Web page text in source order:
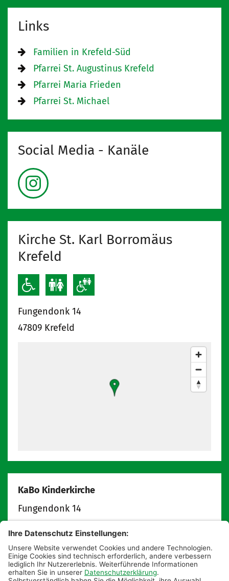
Links
Familien in Krefeld-Süd
Pfarrei St. Augustinus Krefeld
Pfarrei Maria Frieden
Pfarrei St. Michael
Social Media - Kanäle
Kirche St. Karl Borromäus
Krefeld
Fungendonk 14
47809 Krefeld
KaBo Kinderkirche
Fungendonk 14
info@kabokinderkirche.de
kabokinderkirche.de